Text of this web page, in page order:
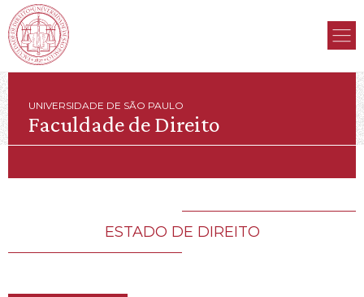
UNIVERSIDADE DE SÃO PAULO
Faculdade de Direito
ESTADO DE DIREITO